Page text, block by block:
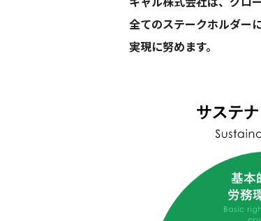
全てのステークホルダー
実現に努めます。